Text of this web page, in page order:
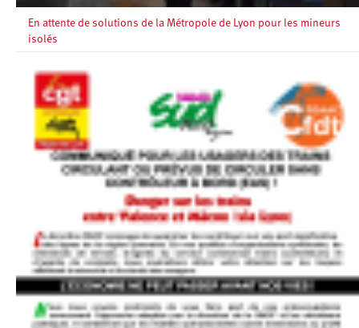
En attente de solutions de la Métropole de Lyon pour les mineurs
isolés